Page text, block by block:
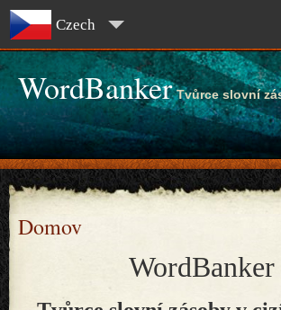
Czech
WordBanker Tvůrce slovní
Domov
WordBanker